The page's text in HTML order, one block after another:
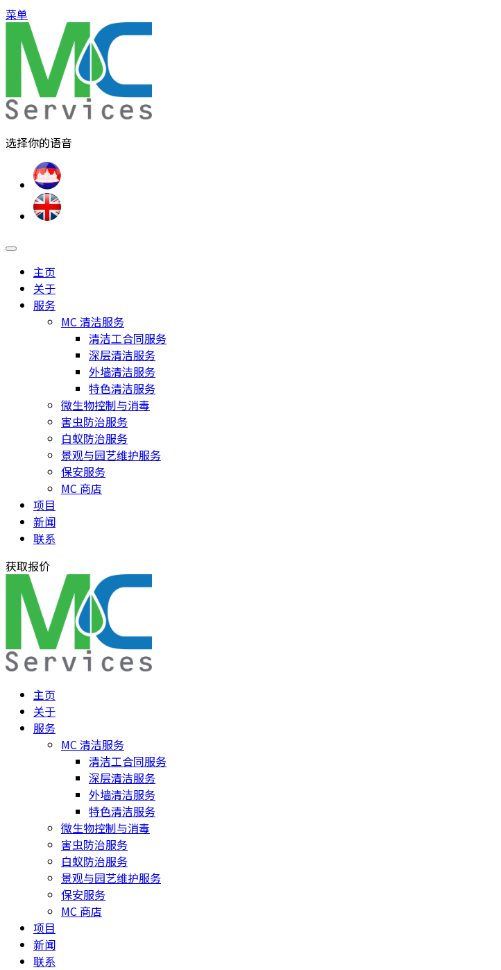
菜单
选择你的语音
主页
关于
服务
MC 清洁服务
清洁工合同服务
深层清洁服务
外墙清洁服务
特色清洁服务
微生物控制与消毒
害虫防治服务
白蚁防治服务
景观与园艺维护服务
保安服务
MC 商店
项目
新闻
联系
获取报价
主页
关于
服务
MC 清洁服务
清洁工合同服务
深层清洁服务
外墙清洁服务
特色清洁服务
微生物控制与消毒
害虫防治服务
白蚁防治服务
景观与园艺维护服务
保安服务
MC 商店
项目
新闻
联系